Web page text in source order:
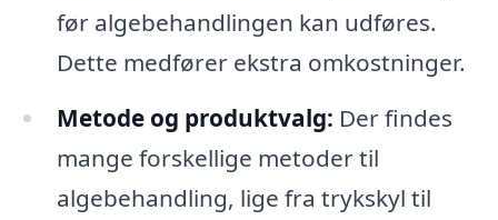
før algebehandlingen kan udføres.
Dette medfører ekstra omkostninger.
Metode og produktvalg: Der findes
mange forskellige metoder til
algebehandling, lige fra trykskyl til